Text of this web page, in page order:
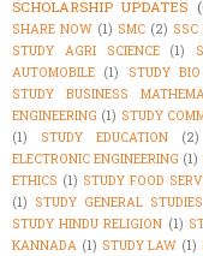
SCHOLARSHIP UPDATES
SHARE NOW (1) SMC (2) SSC
STUDY AGRI SCIENCE
(1)
AUTOMOBILE (1) STUDY
STUDY BUSINESS
ENGINEERING (1) STUDY
(1)
STUDY EDUCATION (2)
ELECTRONIC ENGINEERING (1)
ETHICS (1) STUDY FOOD
(1) STUDY GENERAL STUDIES
STUDY HINDU RELIGION (1)
KANNADA (1) STUDY LAW (1)